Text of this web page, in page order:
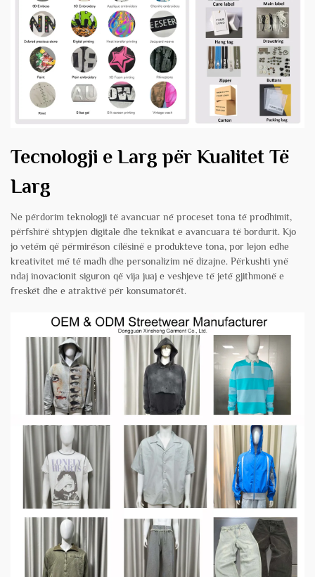
Tecnologji e Larg për Kualitet Të
Larg
Ne përdorim teknologji të avancuar në proceset tona të prodhimit,
përfshirë shtypjen digitale dhe teknikat e avancuara të bordurit. Kjo
jo vetëm që përmirëson cilësinë e produkteve tona, por lejon edhe
kreativitet më të madh dhe personalizim në dizajne. Përkushti ynë
ndaj inovacionit siguron që vija juaj e veshjeve të jetë gjithmonë e
freskët dhe e atraktivë për konsumatorët.